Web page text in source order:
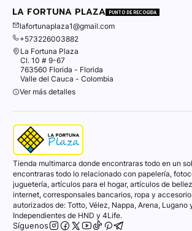
LA FORTUNA PLAZA PUNTO DE RECOGIDA
lafortunaplaza1@gmail.com
+573226003882
La Fortuna Plaza
Cl. 10 # 9-67
763560 Florida - Florida
Valle del Cauca - Colombia
Ver más detalles
Tienda multimarca donde encontraras todo en un
encontraras todo lo relacionado con papelería,
juguetería, artículos para el hogar, artículos de
internet, corresponsales bancarios, ropa y
autorizados de: Totto, Vélez, Nappa, Arena, Lugano
Independientes de HND y 4Life.
Síguenos